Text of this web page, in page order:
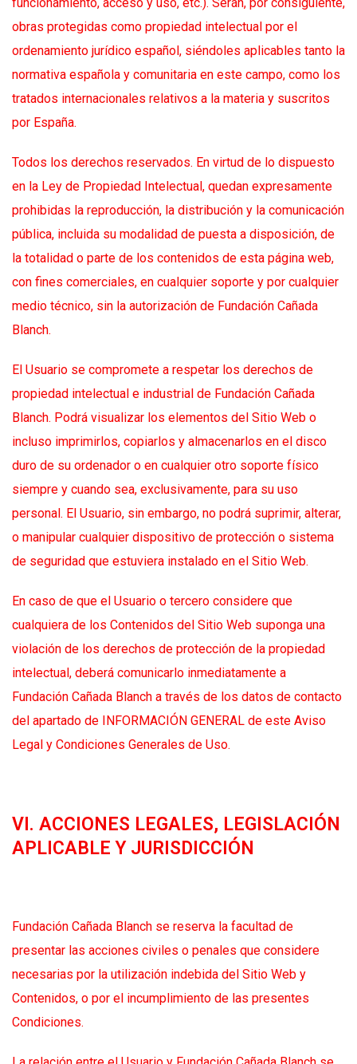
obras protegidas como propiedad intelectual por el
ordenamiento jurídico español, siéndoles aplicables tanto la
normativa española y comunitaria en este campo, como los
tratados internacionales relativos a la materia y suscritos
por España.
Todos los derechos reservados. En virtud de lo dispuesto
en la Ley de Propiedad Intelectual, quedan expresamente
prohibidas la reproducción, la distribución y la comunicación
pública, incluida su modalidad de puesta a disposición, de
la totalidad o parte de los contenidos de esta página web,
con fines comerciales, en cualquier soporte y por cualquier
medio técnico, sin la autorización de Fundación Cañada
Blanch.
El Usuario se compromete a respetar los derechos de
propiedad intelectual e industrial de Fundación Cañada
Blanch. Podrá visualizar los elementos del Sitio Web o
incluso imprimirlos, copiarlos y almacenarlos en el disco
duro de su ordenador o en cualquier otro soporte físico
siempre y cuando sea, exclusivamente, para su uso
personal. El Usuario, sin embargo, no podrá suprimir, alterar,
o manipular cualquier dispositivo de protección o sistema
de seguridad que estuviera instalado en el Sitio Web.
En caso de que el Usuario o tercero considere que
cualquiera de los Contenidos del Sitio Web suponga una
violación de los derechos de protección de la propiedad
intelectual, deberá comunicarlo inmediatamente a
Fundación Cañada Blanch a través de los datos de contacto
del apartado de INFORMACIÓN GENERAL de este Aviso
Legal y Condiciones Generales de Uso.
VI. ACCIONES LEGALES, LEGISLACIÓN
APLICABLE Y JURISDICCIÓN
Fundación Cañada Blanch se reserva la facultad de
presentar las acciones civiles o penales que considere
necesarias por la utilización indebida del Sitio Web y
Contenidos, o por el incumplimiento de las presentes
Condiciones.